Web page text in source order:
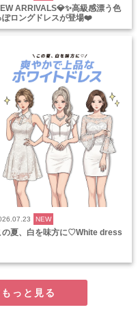
ARRIVALS💎✨高級感漂う色
ぽロングドレスが登場❤️
NEW
の夏、白を味方に♡White dress
っと見る